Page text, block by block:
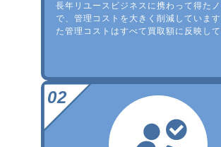
長年リユースビジネスに携わって得た
で、管理コストを大きく削減していま
た管理コストはすべて買取額に反映して